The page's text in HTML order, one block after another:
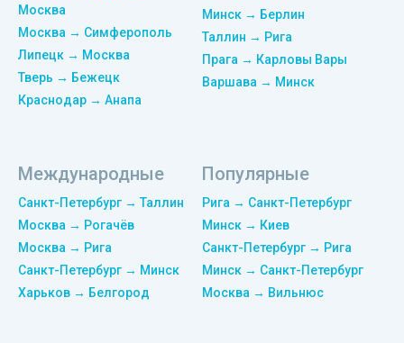
Москва
Москва → Симферополь
Липецк → Москва
Тверь → Бежецк
Краснодар → Анапа
Минск → Берлин
Таллин → Рига
Прага → Карловы Вары
Варшава → Минск
Международные
Санкт-Петербург → Таллин
Москва → Рогачёв
Москва → Рига
Санкт-Петербург → Минск
Харьков → Белгород
Популярные
Рига → Санкт-Петербург
Минск → Киев
Санкт-Петербург → Рига
Минск → Санкт-Петербург
Москва → Вильнюс